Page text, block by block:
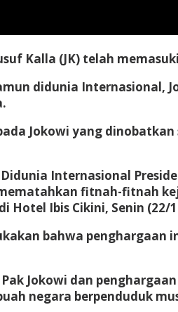
Kalla (JK) telah
didunia Internasional,
Jokowi yang
Internasional
fitnah-fitnah
Hotel Ibis Cikini, Senin (22/
bahwa penghargaan
Jokowi dan
negara berpenduduk